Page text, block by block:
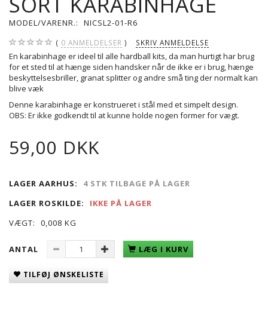
MODEL/VARENR.: NICSL2-01-R6
0 ANMELDELSER SKRIV ANMELDELSE
En karabinhage er ideel til alle hardball kits, da man hurtigt har brug
for et sted til at hænge siden handsker når de ikke er i brug, hænge
beskyttelsesbriller, granat splitter og andre små ting der normalt kan
blive væk
Denne karabinhage er konstrueret i stål med et simpelt design.
OBS: Er ikke godkendt til at kunne holde nogen former for vægt.
59,00 DKK
LAGER AARHUS:
4 STK TILBAGE PÅ LAGER
LAGER ROSKILDE:
IKKE PÅ LAGER
VÆGT:
0,008 KG
ANTAL LÆG I KURV
TILFØJ ØNSKELISTE